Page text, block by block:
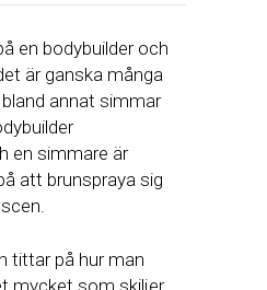
en bodybuilder och
är ganska många
annat simmar
en simmare är
att brunspraya sig
tittar på hur man